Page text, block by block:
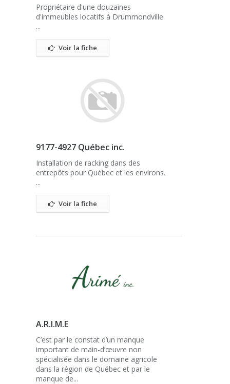
Propriétaire d'une douzaines
d'immeubles locatifs à Drummondville.
...
Voir la fiche
9177-4927 Québec inc.
Installation de racking dans des
entrepôts pour Québec et les environs.
...
Voir la fiche
A.R.I.M.E
C’est par le constat d’un manque
important de main-d’œuvre non
spécialisée dans le domaine agricole
dans la région de Québec et par le
manque de...